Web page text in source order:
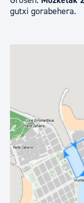
gutxi gorabehera.